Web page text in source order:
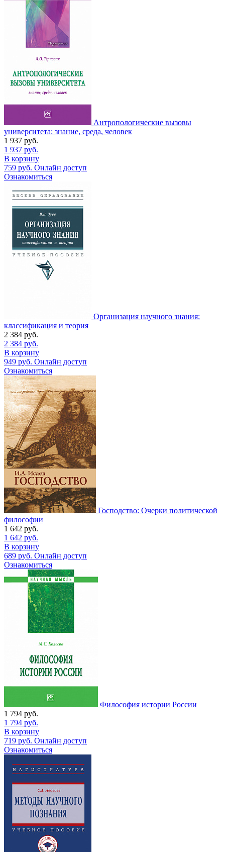
Антропологические вызовы
университета: знание, среда, человек
1 937 руб.
1 937 руб.
В корзину
759 руб. Онлайн доступ
Ознакомиться
Организация научного знания:
классификация и теория
2 384 руб.
2 384 руб.
В корзину
949 руб. Онлайн доступ
Ознакомиться
Господство: Очерки политической
философии
1 642 руб.
1 642 руб.
В корзину
689 руб. Онлайн доступ
Ознакомиться
Философия истории России
1 794 руб.
1 794 руб.
В корзину
719 руб. Онлайн доступ
Ознакомиться